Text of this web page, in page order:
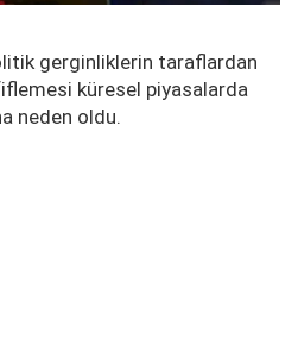
gerginliklerin taraflardan
küresel piyasalarda
neden oldu.